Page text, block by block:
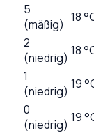
5
(mäßig) 18
2
(niedrig) 18
1
(niedrig) 19
0
(niedrig) 19